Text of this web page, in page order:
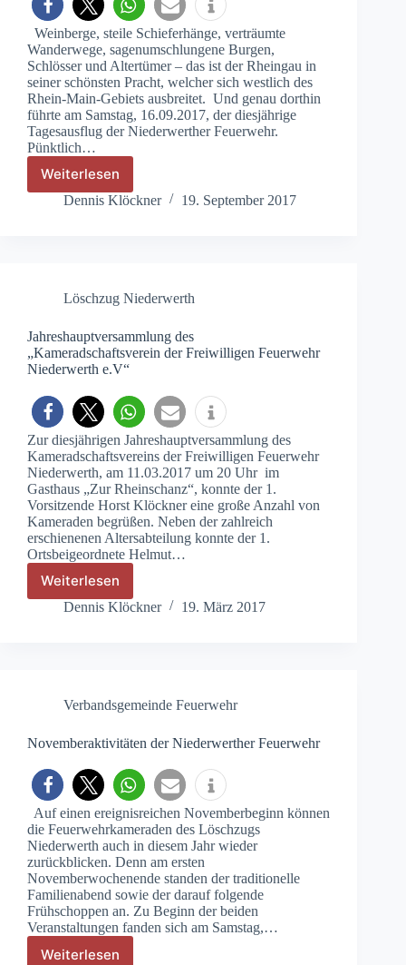
Weinberge, steile Schieferhänge, verträumte
Wanderwege, sagenumschlungene Burgen,
Schlösser und Altertümer – das ist der Rheingau in
seiner schönsten Pracht, welcher sich westlich des
Rhein-Main-Gebiets ausbreitet. Und genau dorthin
führte am Samstag, 16.09.2017, der diesjährige
Tagesausflug der Niederwerther Feuerwehr.
Pünktlich…
WeiterlesenKameradschaftsverein
der
Tagesausflug
Kloster
Eberbach/
Rheingau
anschließender
Weinwanderung
Dennis Klöckner 19. September 2017
Löschzug Niederwerth
Jahreshauptversammlung des
„Kameradschaftsverein der Freiwilligen Feuerwehr
Niederwerth e.V“
Zur diesjährigen Jahreshauptversammlung des
Kameradschaftsvereins der Freiwilligen Feuerwehr
Niederwerth, am 11.03.2017 um 20 Uhr im
Gasthaus „Zur Rheinschanz“, konnte der 1.
Vorsitzende Horst Klöckner eine große Anzahl von
Kameraden begrüßen. Neben der zahlreich
erschienenen Altersabteilung konnte der 1.
Ortsbeigeordnete Helmut…
WeiterlesenJahreshauptversammlung
des
e.V“
Dennis Klöckner 19. März 2017
Verbandsgemeinde Feuerwehr
Novemberaktivitäten der Niederwerther Feuerwehr
Auf einen ereignisreichen Novemberbeginn können
die Feuerwehrkameraden des Löschzugs
Niederwerth auch in diesem Jahr wieder
zurückblicken. Denn am ersten
Novemberwochenende standen der traditionelle
Familienabend sowie der darauf folgende
Frühschoppen an. Zu Beginn der beiden
Veranstaltungen fanden sich am Samstag,…
Weiterlesen